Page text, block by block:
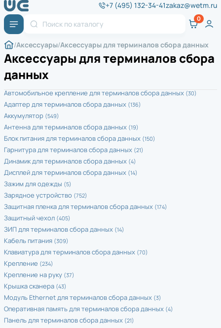
+7 (495) 132-34-41zakaz@wetm.ru
Аксессуары Аксессуары для терминалов сбора данных
Аксессуары для терминалов сбора
данных
Автомобильное крепление для терминалов сбора данных (30)
Адаптер для терминалов сбора данных (136)
Аккумулятор (549)
Антенна для терминалов сбора данных (19)
Блок питания для терминалов сбора данных (150)
Гарнитура для терминалов сбора данных (21)
Динамик для терминалов сбора данных (4)
Дисплей для терминалов сбора данных (14)
Зажим для одежды (5)
Зарядное устройство (752)
Защитная пленка для терминалов сбора данных (174)
Защитный чехол (405)
ЗИП для терминалов сбора данных (14)
Кабель питания (309)
Клавиатура для терминалов сбора данных (70)
Крепление (234)
Крепление на руку (37)
Крышка сканера (43)
Модуль Ethernet для терминалов сбора данных (3)
Оперативная память для терминалов сбора данных (4)
Панель для терминалов сбора данных (21)